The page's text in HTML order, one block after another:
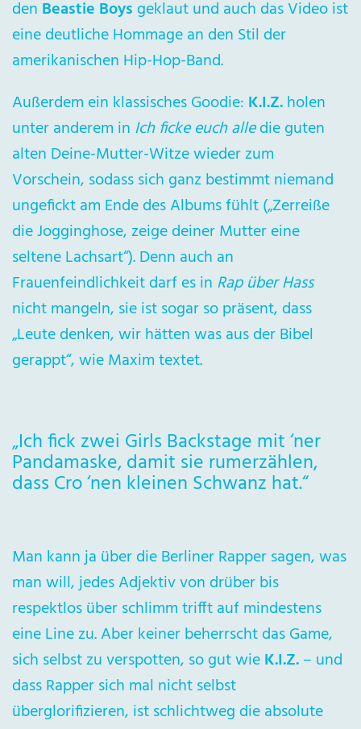
den Beastie Boys geklaut und auch das Video ist
eine deutliche Hommage an den Stil der
amerikanischen Hip-Hop-Band.
Außerdem ein klassisches Goodie: K.I.Z.holen
unter anderem in Ich ficke euch alledie guten
alten Deine-Mutter-Witze wieder zum
Vorschein, sodass sich ganz bestimmt niemand
ungefickt am Ende des Albums fühlt („Zerreiße
die Jogginghose, zeige deiner Mutter eine
seltene Lachsart“). Denn auch an
Frauenfeindlichkeit darf es in Rap über Hass
nicht mangeln, sie ist sogar so präsent, dass
„Leute denken, wir hätten was aus der Bibel
gerappt“, wie Maxim textet.
„Ich fick zwei Girls Backstage mit ‘ner
Pandamaske, damit sie rumerzählen,
dass Cro ‘nen kleinen Schwanz hat.“
Man kann ja über die Berliner Rapper sagen, was
man will, jedes Adjektiv von drüber bis
respektlos über schlimm trifft auf mindestens
eine Line zu. Aber keiner beherrscht das Game,
sich selbst zu verspotten, so gut wieK.I.Z.– und
dass Rapper sich mal nicht selbst
überglorifizieren, ist schlichtweg die absolute